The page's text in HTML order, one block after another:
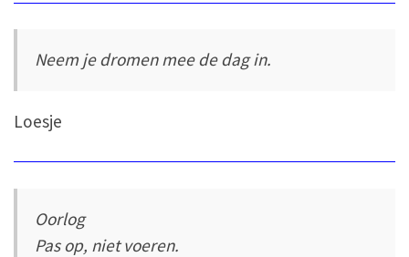
Neem je dromen mee de dag in.
Loesje
Oorlog
Pas op, niet voeren.